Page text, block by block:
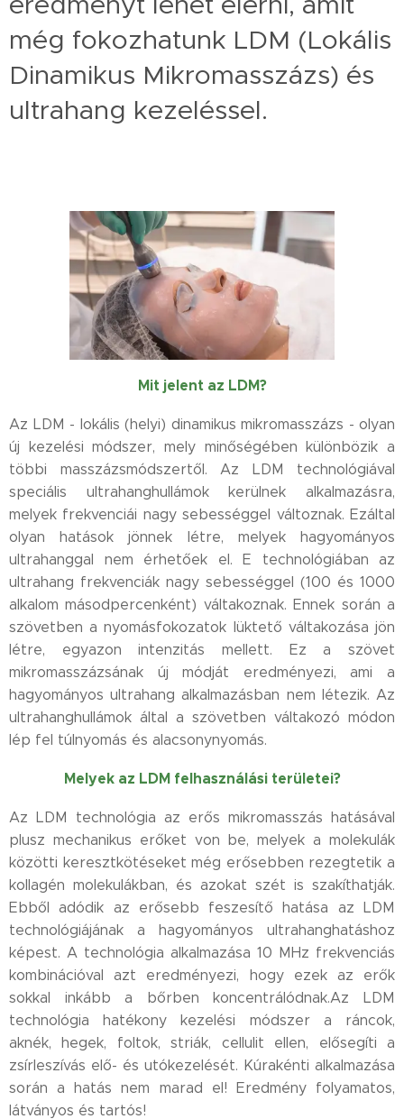
még fokozhatunk LDM (Lokális
Dinamikus Mikromasszázs) és
ultrahang kezeléssel.
Mit jelent az LDM?
Az LDM - lokális (helyi) dinamikus mikromasszázs - olyan
új kezelési módszer, mely minőségében különbözik a
többi masszázsmódszertől. Az LDM technológiával
speciális ultrahanghullámok kerülnek alkalmazásra,
melyek frekvenciái nagy sebességgel változnak. Ezáltal
olyan hatások jönnek létre, melyek hagyományos
ultrahanggal nem érhetőek el. E technológiában az
ultrahang frekvenciák nagy sebességgel (100 és 1000
alkalom másodpercenként) váltakoznak. Ennek során a
szövetben a nyomásfokozatok lüktető váltakozása jön
létre, egyazon intenzitás mellett. Ez a szövet
mikromasszázsának új módját eredményezi, ami a
hagyományos ultrahang alkalmazásban nem létezik. Az
ultrahanghullámok által a szövetben váltakozó módon
lép fel túlnyomás és alacsonynyomás.
Melyek az LDM felhasználási területei?
Az LDM technológia az erős mikromasszás hatásával
plusz mechanikus erőket von be, melyek a molekulák
közötti keresztkötéseket még erősebben rezegtetik a
kollagén molekulákban, és azokat szét is szakíthatják.
Ebből adódik az erősebb feszesítő hatása az LDM
technológiájának a hagyományos ultrahanghatáshoz
képest. A technológia alkalmazása 10 MHz frekvenciás
kombinációval azt eredményezi, hogy ezek az erők
sokkal inkább a bőrben koncentrálódnak.Az LDM
technológia hatékony kezelési módszer a ráncok,
aknék, hegek, foltok, striák, cellulit ellen, elősegíti a
zsírleszívás elő- és utókezelését. Kúrakénti alkalmazása
során a hatás nem marad el! Eredmény folyamatos,
látványos és tartós!